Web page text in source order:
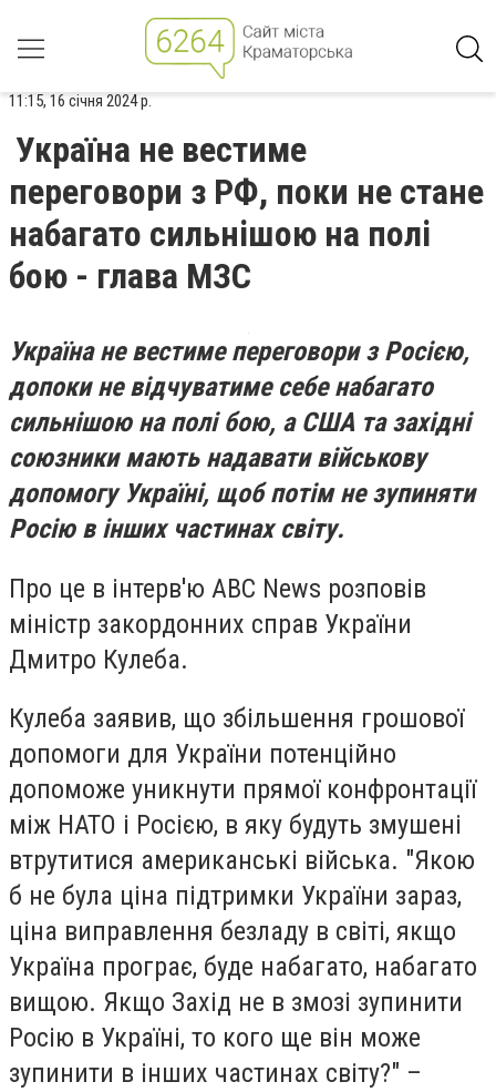
11:15, 16 січня 2024 р.
Україна не вестиме
переговори з РФ, поки не стане
набагато сильнішою на полі
бою - глава МЗС
Україна не вестиме переговори з Росією,
допоки не відчуватиме себе набагато
сильнішою на полі бою, а США та західні
союзники мають надавати військову
допомогу Україні, щоб потім не зупиняти
Росію в інших частинах світу.
Про це в інтерв'ю ABC News розповів
міністр закордонних справ України
Дмитро Кулеба.
Кулеба заявив, що збільшення грошової
допомоги для України потенційно
допоможе уникнути прямої конфронтації
між НАТО і Росією, в яку будуть змушені
втрутитися американські війська. "Якою
б не була ціна підтримки України зараз,
ціна виправлення безладу в світі, якщо
Україна програє, буде набагато, набагато
вищою. Якщо Захід не в змозі зупинити
Росію в Україні, то кого ще він може
зупинити в інших частинах світу?" –